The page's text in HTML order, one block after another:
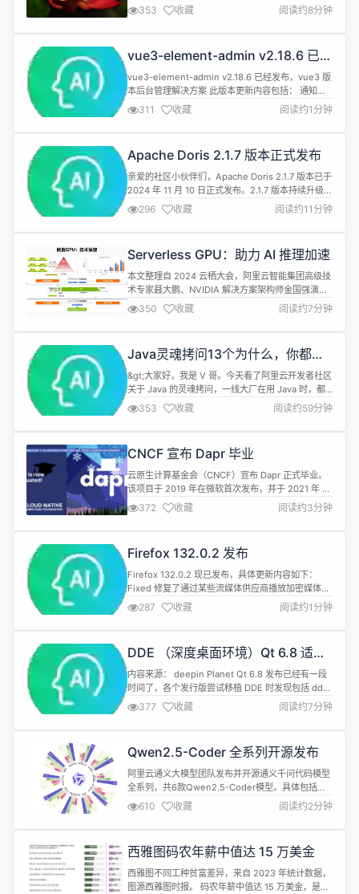
系统，编程初学者是学不会编程的。原因是，现实生
活里的应用程序都是有一定体量的，不是几十行，几
百行的简单程序。一般有些实际作用的软件，码量往
系统，就学不会编程。 第一个系统不同于书本上的简
单程序，它具有一定的体量。为了...
353 收藏 阅读约8分钟
vue3-element-admin v2.18.6 已经
发布，vue3 版本后台管理解决方案
vue3-element-admin v2.18.6 已经发布，vue3 版
本后台管理解决方案 此版本更新内容包括： 通知公
告 代码生成 系统配置 elint 升级 v9 element-plus
图标按需导入改为全量导入 字典组件和字典标签组件
登录界面调整 代码优化重构 问题修复 详情查看：
311 收藏 阅读约1分钟
Apache Doris 2.1.7 版本正式发布
亲爱的社区小伙伴们，Apache Doris 2.1.7 版本已于
2024 年 11 月 10 日正式发布。2.1.7 版本持续升级改
进，同时在湖仓一体、异步物化视图、半结构化数据
管理、查询优化器、执行引擎、存储管理、以及权限
管理等方面完成了若干修复。欢迎大家下载使用。 立
GitH...
296 收藏 阅读约11分钟
Serverless GPU：助力 AI 推理加速
本文整理自 2024 云栖大会，阿里云智能集团高级技
术专家聂大鹏、NVIDIA 解决方案架构师金国强演讲
议题《Serverless GPU：助力 AI 推理加速》 近年
来，AI 技术发展迅猛，企业纷纷寻求将 AI 能力转化
为商业价值，然而，在部署 AI 模型推理服务时，却
探讨云原生 Serverless GPU ...
350 收藏 阅读约7分钟
Java灵魂拷问13个为什么，你都会
哪些？
&gt;大家好，我是 V 哥。今天看了阿里云开发者社区
关于 Java 的灵魂拷问，一线大厂在用 Java 时，都
会考虑哪些问题呢，对于工作多年，又没有大厂经历
的小伙伴不妨看看，V 哥总结的这13个为什么，你都
会哪些？先赞后看，绝不摆烂。 1. 为什么禁止使用
BigDecimal 的 equals 方...
353 收藏 阅读约59分钟
CNCF 宣布 Dapr 毕业
云原生计算基金会（CNCF）宣布 Dapr 正式毕业。
该项目于 2019 年在微软首次发布，并于 2021 年 11
月被接纳为 CNCF 孵化项目。 Dapr（分布式应用运
行时）是一个可移植的运行时，方便开发者构建在云
和边缘运行的弹性分布式应用。它提供了用于通信、
用。Dapr 采用行业最佳实践，增强安全性、弹...
372 收藏 阅读约3分钟
Firefox 132.0.2 发布
Firefox 132.0.2 现已发布，具体更新内容如下：
Fixed 修复了通过某些流媒体供应商播放加密媒体内
容时可能出现的错误。（Bug1929491） 添加了缓解
措施以帮助减少某些用户报告的重复推送通知的频
率。（Bug1928868） 修复使用系统打印对话框从
修复了在 macOS 上使用 Mic...
287 收藏 阅读约1分钟
DDE （深度桌面环境）Qt 6.8 适配
说明
内容来源： deepin Planet Qt 6.8 发布已经有一段
时间了，各个发行版尝试移植 DDE 时发现包括 dde-
shell 在内的几个组件存在比较明显的问题，DDE 小
组进行了相关的紧急修复。由于 DDE 部分项目也在
分叉维护的状态，为了方便各位移植人员有效进行移
境为 Arch Linux，下述为 ...
377 收藏 阅读约7分钟
Qwen2.5-Coder 全系列开源发布
阿里云通义大模型团队发布并开源通义千问代码模型
全系列，共6款Qwen2.5-Coder模型。具体包括于
上个月开源的 1.5B、7B 两个尺寸，以及本次开源的
0.5B、3B、14B、32B四个尺寸。 Qwen2.5-
Coder-0.5B、1.5B、7B、14B、32B模型均采用
许可。 公告...
610 收藏 阅读约2分钟
西雅图码农年薪中值达 15 万美金
西雅图不同工种贫富差异，来自 2023 年统计数据，
图源西雅图时报。 码农年薪中值达 15 万美金，是个